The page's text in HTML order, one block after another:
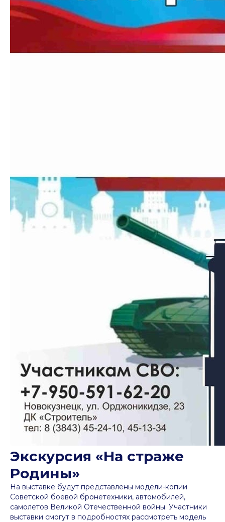
Экскурсия «На страже
Родины»
На выставке будут представлены модели-копии
Советской боевой бронетехники, автомобилей,
самолетов Великой Отечественной войны. Участники
выставки смогут в подробностях рассмотреть модель